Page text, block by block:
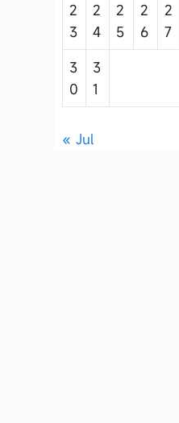
2
3
2
4
2
5
2
6
2
7
3
0
3
1
« Jul